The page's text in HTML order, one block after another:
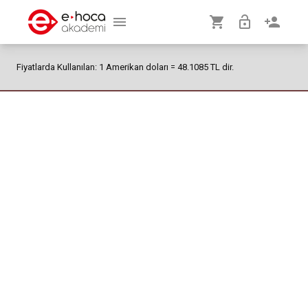
menu shopping_cart lock_open person_add
Fiyatlarda Kullanılan: 1 Amerikan doları = 48.1085 TL dir.